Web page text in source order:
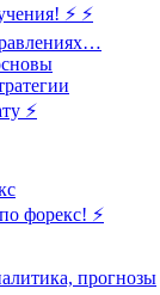
⚡ ⚡
⚡️
форекс! ⚡
прогнозы